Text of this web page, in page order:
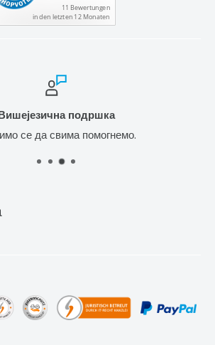
подршка
се да свима помогнемо.